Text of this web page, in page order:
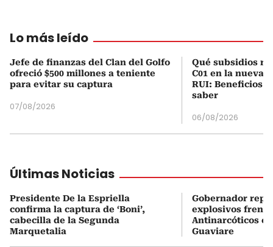
Lo más leído
Jefe de finanzas del Clan del Golfo
ofreció $500 millones a teniente
para evitar su captura
07/08/2026
Qué subsidios
C01 en la nueva
RUI: Beneficios
saber
06/08/2026
Últimas Noticias
Presidente De la Espriella
confirma la captura de ‘Boni’,
cabecilla de la Segunda
Marquetalia
Gobernador
explosivos frente
Antinarcóticos
Guaviare